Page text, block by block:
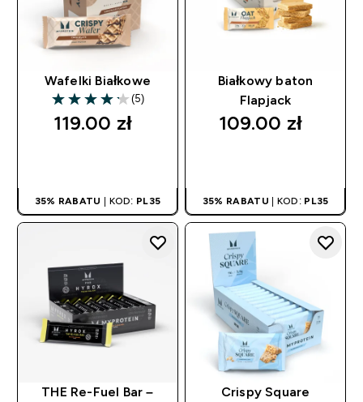
Wafelki Białkowe
4.2 out of 5 stars
(5)
119.00 zł‎
35% RABATU | KOD: PL35
Białkowy baton
Flapjack
109.00 zł‎
35% RABATU | KOD: PL35
THE Re-Fuel Bar –
Crispy Square